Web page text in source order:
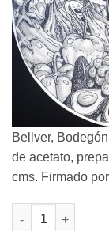
Bellver,
de acetato,
cms. Firmado
Fernando